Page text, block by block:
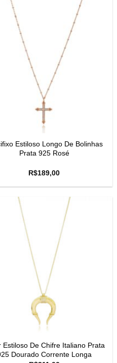
Estiloso Longo De Bolinhas
Prata 925 Rosé
R$189,00
Estiloso De Chifre Italiano Prata
Dourado Corrente Longa